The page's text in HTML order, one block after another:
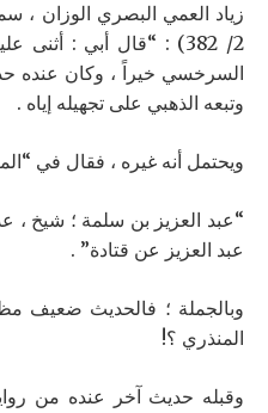
2/ 382) : “قال أبي : أثنى
السرخسي خيراً ، وكان عنده
وتبعه الذهبي على تجهيله إياه .
ويحتمل أنه غيره ، فقال في
“عبد العزيز بن سلمة ؛ شيخ ،
عبد العزيز عن قتادة” .
وبالجملة ؛ فالحديث ضعيف
المنذري ؟!
وقبله حديث آخر عنده من